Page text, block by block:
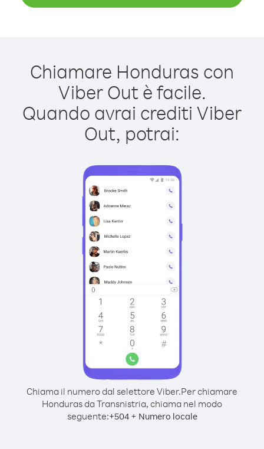
Chiamare Honduras con
Viber Out è facile.
Quando avrai crediti Viber
Out, potrai:
Chiama il numero dal selettore Viber.Per chiamare
Honduras da Transnistria, chiama nel modo
seguente:+504+ Numero locale